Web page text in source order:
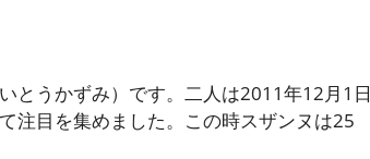
とうかずみ）です。二人は2011年12月1日
注目を集めました。この時スザンヌは25